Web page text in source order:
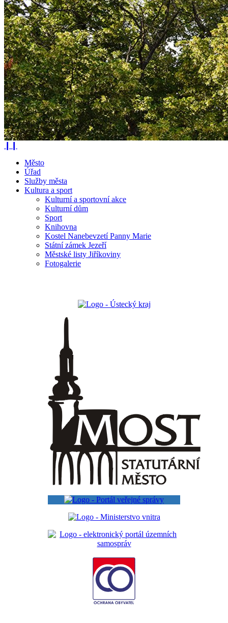
Město
Úřad
Služby města
Kultura a sport
Kulturní a sportovní akce
Kulturní dům
Sport
Knihovna
Kostel Nanebevzetí Panny Marie
Státní zámek Jezeří
Městské listy Jiříkoviny
Fotogalerie